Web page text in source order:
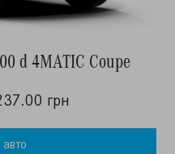
d 4MATIC Coupe
грн